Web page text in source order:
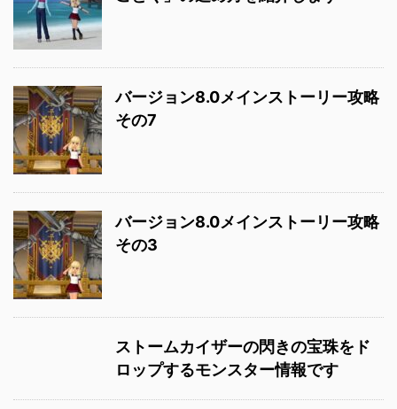
バージョン8.0メインストーリー攻略
その7
バージョン8.0メインストーリー攻略
その3
ストームカイザーの閃きの宝珠をド
ロップするモンスター情報です